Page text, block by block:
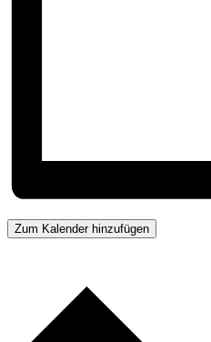
Zum Kalender hinzufügen